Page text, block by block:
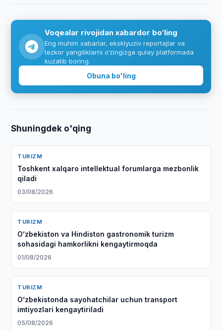
Voqealar rivojidan xabardor bo‘ling
Eng muhim xabarlar, eksklyuziv reportajlar va
tezkor yangiliklarni o‘zingizga qulay platformada
kuzatib boring.
Obuna bo'ling
Shuningdek o'qing
TURIZM
Toshkent xalqaro intellektual forumlarga mezbonlik
qiladi
03/08/2026
TURIZM
Oʻzbekiston va Hindiston gastronomik turizm
sohasidagi hamkorlikni kengaytirmoqda
01/08/2026
TURIZM
Oʻzbekistonda sayohatchilar uchun transport
imtiyozlari kengaytiriladi
05/08/2026